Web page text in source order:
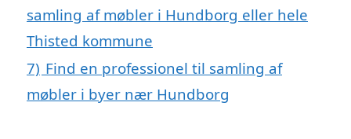
samling af møbler i Hundborg eller hele
Thisted kommune
7) Find en professionel til samling af
møbler i byer nær Hundborg